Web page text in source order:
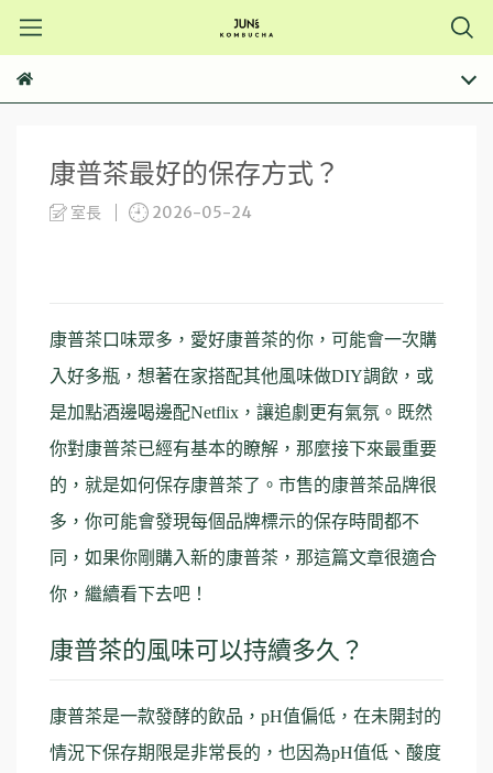
康普茶最好的保存方式？
室長 2026-05-24
康普茶口味眾多，愛好康普茶的你，可能會一次購
入好多瓶，想著在家搭配其他風味做DIY調飲，或
是加點酒邊喝邊配Netflix，讓追劇更有氣氛。既然
你對康普茶已經有基本的瞭解，那麼接下來最重要
的，就是如何保存康普茶了。市售的康普茶品牌很
多，你可能會發現每個品牌標示的保存時間都不
同，如果你剛購入新的康普茶，那這篇文章很適合
你，繼續看下去吧！
康普茶的風味可以持續多久？
康普茶是一款發酵的飲品，pH值偏低，在未開封的
情況下保存期限是非常長的，也因為pH值低、酸度